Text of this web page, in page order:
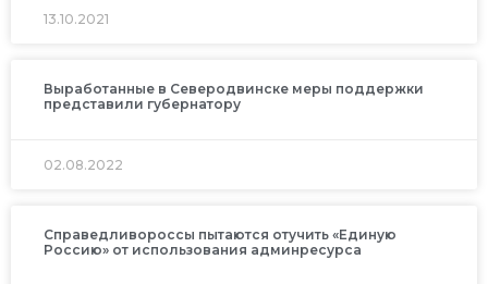
13.10.2021
Выработанные в Северодвинске меры поддержки
представили губернатору
02.08.2022
Справедливороссы пытаются отучить «Единую
Россию» от использования админресурса